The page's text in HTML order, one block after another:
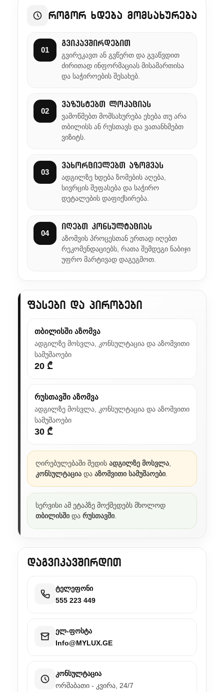
როგორ ხდება მომსახურება
01
გვიკავშირდებით
გვირეკავთ ან გვწერთ და გვაწვდით
ძირითად ინფორმაციას მისამართისა
და საჭიროების შესახებ.
02
ვაზუსტებთ ლოკაციას
ვამოწმებთ მომსახურება ეხება თუ არა
თბილისს ან რუსთავს და ვათანხმებთ
ვიზიტს.
03
ვახორციელებთ აზომვას
ადგილზე ხდება ზომების აღება,
სივრცის შეფასება და საჭირო
დეტალების დაფიქსირება.
04
იღებთ კონსულტაციას
აზომვის პროცესთან ერთად იღებთ
რეკომენდაციებს, რათა შემდეგი ნაბიჯი
უფრო მარტივად დაგეგმოთ.
ფასები და პირობები
თბილისში აზომვა
ადგილზე მოსვლა, კონსულტაცია და აზომვითი
სამუშაოები
20 ₾
რუსთავში აზომვა
ადგილზე მოსვლა, კონსულტაცია და აზომვითი
სამუშაოები
30 ₾
ღირებულებაში შედის ადგილზე მოსვლა
კონსულტაცია და აზომვითი სამუშაოები
სერვისი ამ ეტაპზე მოქმედებს მხოლოდ
თბილისში და რუსთავში
დაგვიკავშირდით
ტელეფონი
555 223 449
ელ-ფოსტა
Info@MYLUX.GE
კონსულტაცია
ორშაბათი - კვირა, 24/7